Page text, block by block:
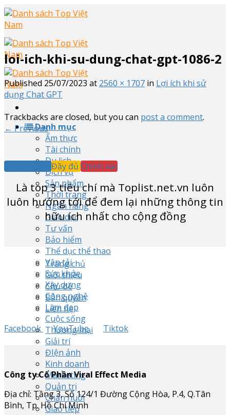
Skip
to
content
Danh mục
Ẩm thực
Tài chính
Du lịch
Dịch vụ
Sản phẩm
Thời trang
Ngân hàng
Giáo dục
Tư vấn
Bảo hiểm
Thể dục thể thao
Vận tải
Sức khỏe
Xây dựng
Công nghệ
Làm đẹp
Cuộc sống
Thương mại
Giải trí
ĐIện ảnh
Kinh doanh
Marketing
Quản trị
Chăn nuôi
Giao tiếp
loi-ich-khi-su-dung-chat-gpt-1086-2
Published 25/07/2023 at 2560 × 1707 in Lợi ích khi sử
dụng Chat GPT
Trackbacks are closed, but you can post a comment.
← Previous
Đầy đủ Chính xác
Là top3tiêu chí mà Toplist.net.vn luôn
luôn hướng tới để đem lại những thông tin
hữu ích nhất cho cộng đồng
Trang chủ
Giới thiệu
Chủ đề
Bản quyền
Liên hệ
Facebook
YouTube Tiktok
Công ty Cổ Phần Viral Effect Media
Địa chỉ: Tầng 3, Số 124/1 Đường Cộng Hòa, P.4, Q.Tân
Bình, Tp. Hồ Chí Minh